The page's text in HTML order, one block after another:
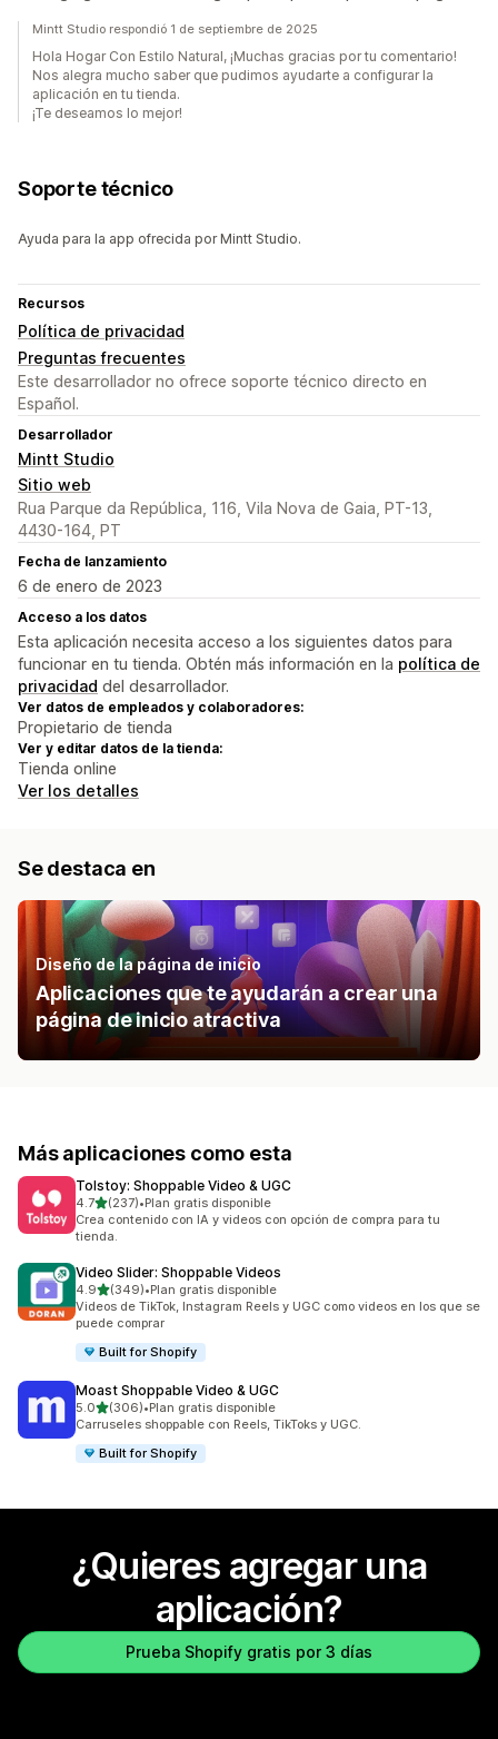
Mintt Studio respondió 1 de septiembre de 2025
Hola Hogar Con Estilo Natural, ¡Muchas gracias por tu comentario!
Nos alegra mucho saber que pudimos ayudarte a configurar la
aplicación en tu tienda.
¡Te deseamos lo mejor!
Soporte técnico
Ayuda para la app ofrecida por Mintt Studio.
Recursos
Política de privacidad
Preguntas frecuentes
Este desarrollador no ofrece soporte técnico directo en
Español.
Desarrollador
Mintt Studio
Sitio web
Rua Parque da República, 116, Vila Nova de Gaia, PT-13,
4430-164, PT
Fecha de lanzamiento
6 de enero de 2023
Acceso a los datos
Esta aplicación necesita acceso a los siguientes datos para
funcionar en tu tienda. Obtén más información en la política de
privacidad del desarrollador.
Ver datos de empleados y colaboradores:
Propietario de tienda
Ver y editar datos de la tienda:
Tienda online
Ver los detalles
Se destaca en
Diseño de la página de inicio
Aplicaciones que te ayudarán a crear una
página de inicio atractiva
Más aplicaciones como esta
Tolstoy: Shoppable Video & UGC
4.7de 5 estrellas
(237)
237 reseñas en total
•Plan gratis disponible
Crea contenido con IA y videos con opción de compra para tu
tienda.
Video Slider: Shoppable Videos
4.9de 5 estrellas
(349)
349 reseñas en total
•Plan gratis disponible
Videos de TikTok, Instagram Reels y UGC como videos en los que se
puede comprar
Built for Shopify
Moast Shoppable Video & UGC
5.0de 5 estrellas
(306)
306 reseñas en total
•Plan gratis disponible
Carruseles shoppable con Reels, TikToks y UGC.
Built for Shopify
¿Quieres agregar una
aplicación?
Prueba Shopify gratis por 3 días